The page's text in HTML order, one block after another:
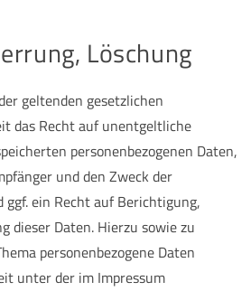
Löschung
geltenden gesetzlichen
das Recht auf unentgeltliche
personenbezogenen Daten,
und den Zweck der
ein Recht auf Berichtigung,
dieser Daten. Hierzu sowie zu
personenbezogene Daten
unter der im Impressum